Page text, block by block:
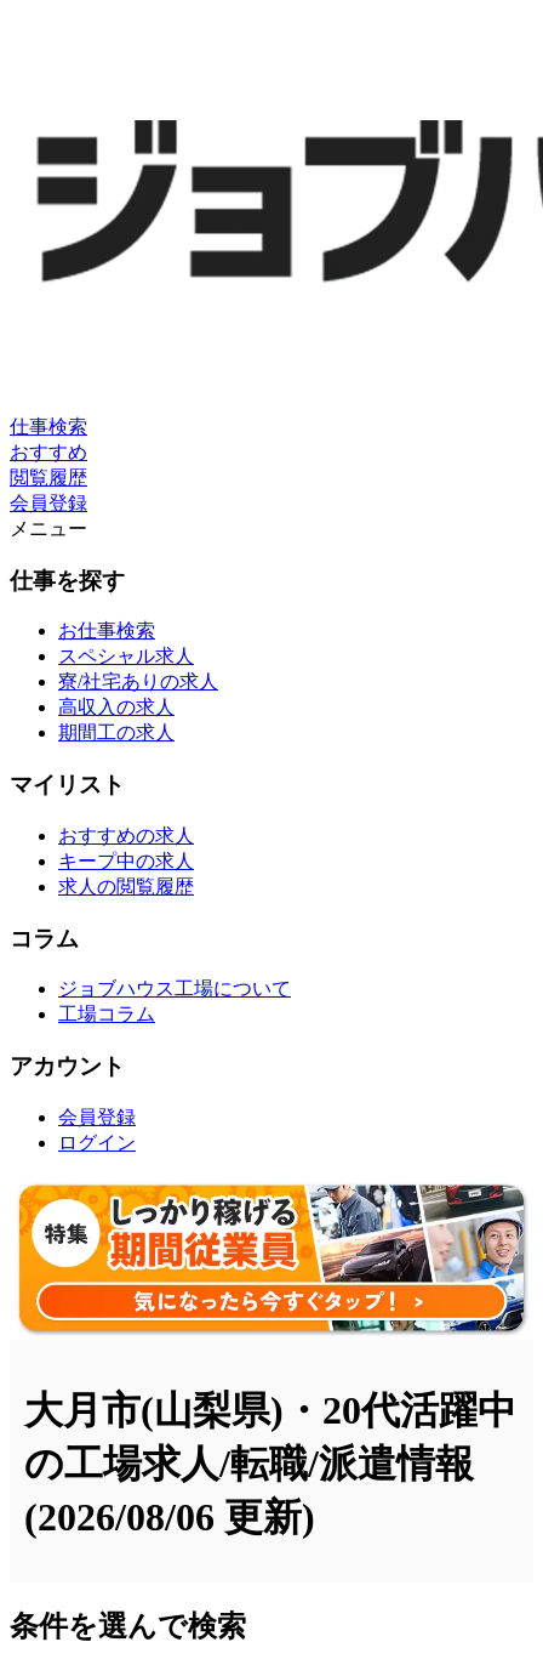
仕事検索
おすすめ
閲覧履歴
会員登録
メニュー
仕事を探す
お仕事検索
スペシャル求人
寮/社宅ありの求人
高収入の求人
期間工の求人
マイリスト
おすすめの求人
キープ中の求人
求人の閲覧履歴
コラム
ジョブハウス工場について
工場コラム
アカウント
会員登録
ログイン
大月市(山梨県)・20代活躍中
の工場求人/転職/派遣情報
(2026/08/06 更新)
条件を選んで検索